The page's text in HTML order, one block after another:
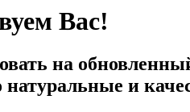
Вас!
на
натуральные и